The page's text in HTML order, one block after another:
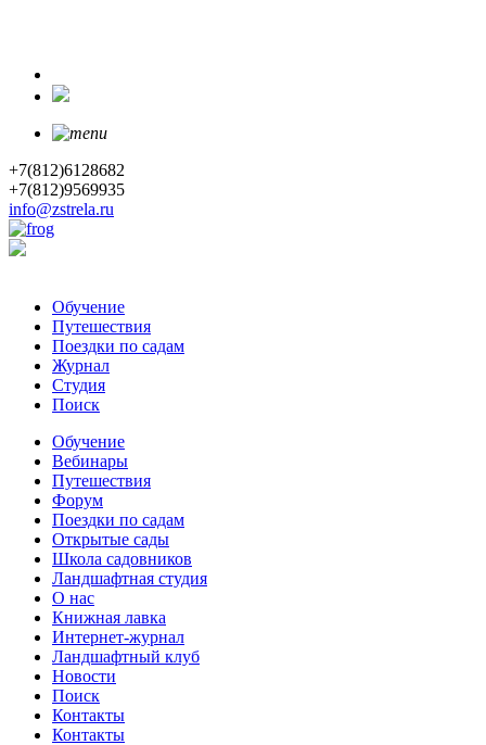
+7(812)6128682
+7(812)9569935
info@zstrela.ru
Обучение
Путешествия
Поездки по садам
Журнал
Студия
Поиск
Обучение
Вебинары
Путешествия
Форум
Поездки по садам
Открытые сады
Школа садовников
Ландшафтная студия
О нас
Книжная лавка
Интернет-журнал
Ландшафтный клуб
Новости
Поиск
Контакты
Контакты